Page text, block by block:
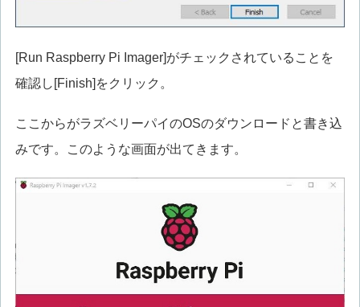
[Run Raspberry Pi Imager]がチェックされていることを
確認し[Finish]をクリック。
ここからがラズベリーパイのOSのダウンロードと書き込
みです。このような画面が出てきます。